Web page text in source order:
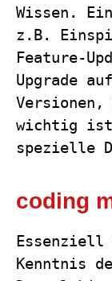
Wissen.
z.B.
Feature-
Upgrade
Versionen,
wichtig
spezielle
coding
Kenntnis